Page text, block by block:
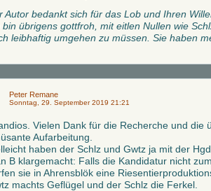
Autor bedankt sich für das Lob und Ihren
bin übrigens gottfroh, mit eitlen Nullen wie
leibhaftig umgehen zu müssen. Sie haben
Peter Remane
Sonntag, 29. September 2019 21:21
Vielen Dank für die Recherche und die
Aufarbeitung.
haben der Schlz und Gwtz ja mit der
B klargemacht: Falls die Kandidatur nicht
sie in Ahrensblök eine
machts Geflügel und der Schlz die Ferkel.